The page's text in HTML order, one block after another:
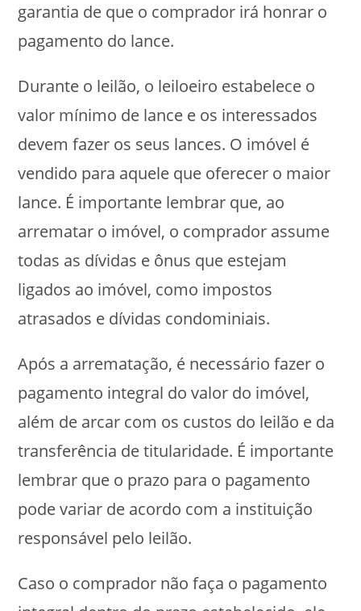
garantia de que o comprador irá honrar o
pagamento do lance.
Durante o leilão, o leiloeiro estabelece o
valor mínimo de lance e os interessados
devem fazer os seus lances. O imóvel é
vendido para aquele que oferecer o maior
lance. É importante lembrar que, ao
arrematar o imóvel, o comprador assume
todas as dívidas e ônus que estejam
ligados ao imóvel, como impostos
atrasados e dívidas condominiais.
Após a arrematação, é necessário fazer o
pagamento integral do valor do imóvel,
além de arcar com os custos do leilão e da
transferência de titularidade. É importante
lembrar que o prazo para o pagamento
pode variar de acordo com a instituição
responsável pelo leilão.
Caso o comprador não faça o pagamento
Esses cookies
não são
opcionais. São
necessários
funcionamento
Estatísticas
Para que
melhorar a
e a estrutura
base em como
nosso site
funcione o
melhor possível
visita. Se você
cookies,
funcionalidades
desaparecerão
do site.
Ao compartilhar